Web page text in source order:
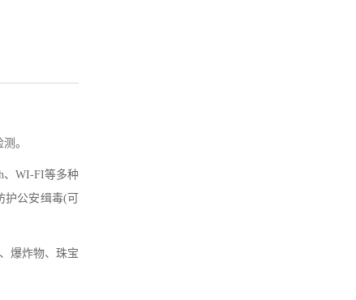
。
、WI-FI等多种
公安缉毒(可
爆炸物、珠宝